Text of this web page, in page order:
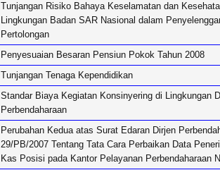
Tunjangan Risiko Bahaya Keselamatan dan
Lingkungan Badan SAR Nasional dalam
Pertolongan
Penyesuaian Besaran Pensiun Pokok Tahun 2008
Tunjangan Tenaga Kependidikan
Standar Biaya Kegiatan Konsinyering di Lingkungan
Perbendaharaan
Perubahan Kedua atas Surat Edaran Dirjen
29/PB/2007 Tentang Tata Cara Perbaikan Data
Kas Posisi pada Kantor Pelayanan Perbendaharaan